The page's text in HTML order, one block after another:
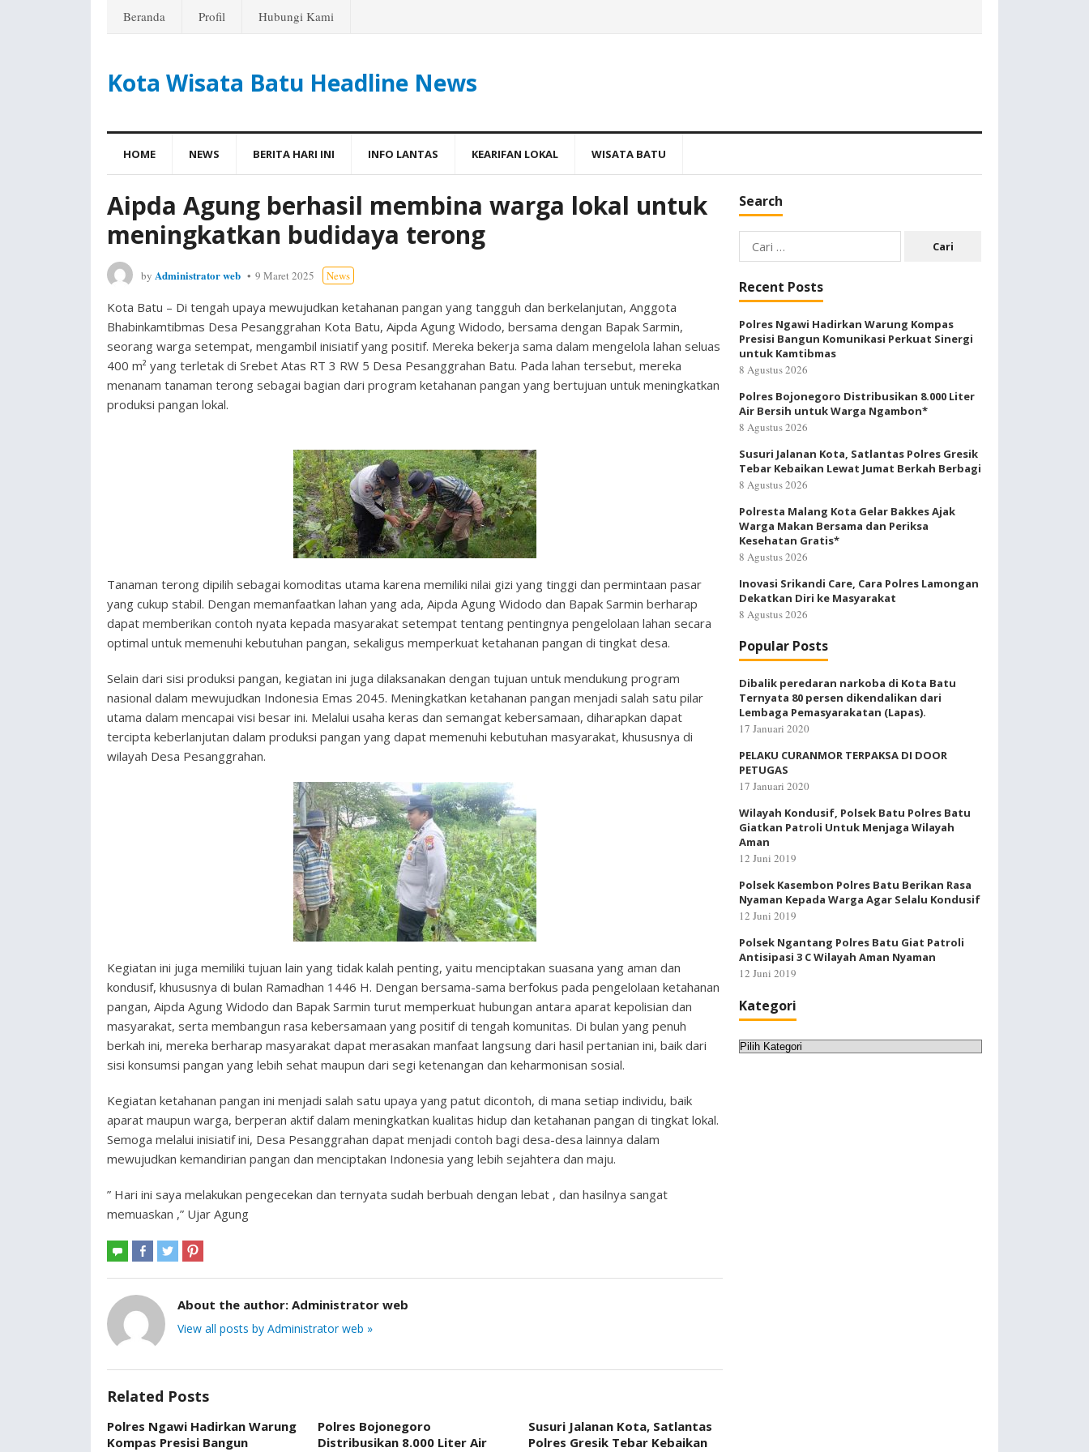
Beranda Profil Hubungi Kami
Kota Wisata Batu Headline News
HOME NEWS BERITA HARI INI INFO LANTAS KEARIFAN LOKAL WISATA BATU
Aipda Agung berhasil membina warga lokal untuk
meningkatkan budidaya terong
by Administrator web 9 Maret 2025 News
Kota Batu – Di tengah upaya mewujudkan ketahanan pangan yang tangguh dan berkelanjutan, Anggota
Bhabinkamtibmas Desa Pesanggrahan Kota Batu, Aipda Agung Widodo, bersama dengan Bapak Sarmin,
seorang warga setempat, mengambil inisiatif yang positif. Mereka bekerja sama dalam mengelola lahan seluas
400 m² yang terletak di Srebet Atas RT 3 RW 5 Desa Pesanggrahan Batu. Pada lahan tersebut, mereka
menanam tanaman terong sebagai bagian dari program ketahanan pangan yang bertujuan untuk meningkatkan
produksi pangan lokal.
Tanaman terong dipilih sebagai komoditas utama karena memiliki nilai gizi yang tinggi dan permintaan pasar
yang cukup stabil. Dengan memanfaatkan lahan yang ada, Aipda Agung Widodo dan Bapak Sarmin berharap
dapat memberikan contoh nyata kepada masyarakat setempat tentang pentingnya pengelolaan lahan secara
optimal untuk memenuhi kebutuhan pangan, sekaligus memperkuat ketahanan pangan di tingkat desa.
Selain dari sisi produksi pangan, kegiatan ini juga dilaksanakan dengan tujuan untuk mendukung program
nasional dalam mewujudkan Indonesia Emas 2045. Meningkatkan ketahanan pangan menjadi salah satu pilar
utama dalam mencapai visi besar ini. Melalui usaha keras dan semangat kebersamaan, diharapkan dapat
tercipta keberlanjutan dalam produksi pangan yang dapat memenuhi kebutuhan masyarakat, khususnya di
wilayah Desa Pesanggrahan.
Kegiatan ini juga memiliki tujuan lain yang tidak kalah penting, yaitu menciptakan suasana yang aman dan
kondusif, khususnya di bulan Ramadhan 1446 H. Dengan bersama-sama berfokus pada pengelolaan ketahanan
pangan, Aipda Agung Widodo dan Bapak Sarmin turut memperkuat hubungan antara aparat kepolisian dan
masyarakat, serta membangun rasa kebersamaan yang positif di tengah komunitas. Di bulan yang penuh
berkah ini, mereka berharap masyarakat dapat merasakan manfaat langsung dari hasil pertanian ini, baik dari
sisi konsumsi pangan yang lebih sehat maupun dari segi ketenangan dan keharmonisan sosial.
Kegiatan ketahanan pangan ini menjadi salah satu upaya yang patut dicontoh, di mana setiap individu, baik
aparat maupun warga, berperan aktif dalam meningkatkan kualitas hidup dan ketahanan pangan di tingkat lokal.
Semoga melalui inisiatif ini, Desa Pesanggrahan dapat menjadi contoh bagi desa-desa lainnya dalam
mewujudkan kemandirian pangan dan menciptakan Indonesia yang lebih sejahtera dan maju.
” Hari ini saya melakukan pengecekan dan ternyata sudah berbuah dengan lebat , dan hasilnya sangat
memuaskan ,” Ujar Agung
About the author: Administrator web
View all posts by Administrator web »
Related Posts
Polres Ngawi Hadirkan Warung
Kompas Presisi Bangun
Polres Bojonegoro
Distribusikan 8.000 Liter Air
Susuri Jalanan Kota, Satlantas
Polres Gresik Tebar Kebaikan
Search
Cari
untuk:
Recent Posts
Polres Ngawi Hadirkan Warung Kompas
Presisi Bangun Komunikasi Perkuat Sinergi
untuk Kamtibmas
8 Agustus 2026
Polres Bojonegoro Distribusikan 8.000 Liter
Air Bersih untuk Warga Ngambon*
8 Agustus 2026
Susuri Jalanan Kota, Satlantas Polres Gresik
Tebar Kebaikan Lewat Jumat Berkah Berbagi
8 Agustus 2026
Polresta Malang Kota Gelar Bakkes Ajak
Warga Makan Bersama dan Periksa
Kesehatan Gratis*
8 Agustus 2026
Inovasi Srikandi Care, Cara Polres Lamongan
Dekatkan Diri ke Masyarakat
8 Agustus 2026
Popular Posts
Dibalik peredaran narkoba di Kota Batu
Ternyata 80 persen dikendalikan dari
Lembaga Pemasyarakatan (Lapas).
17 Januari 2020
PELAKU CURANMOR TERPAKSA DI DOOR
PETUGAS
17 Januari 2020
Wilayah Kondusif, Polsek Batu Polres Batu
Giatkan Patroli Untuk Menjaga Wilayah
Aman
12 Juni 2019
Polsek Kasembon Polres Batu Berikan Rasa
Nyaman Kepada Warga Agar Selalu Kondusif
12 Juni 2019
Polsek Ngantang Polres Batu Giat Patroli
Antisipasi 3 C Wilayah Aman Nyaman
12 Juni 2019
Kategori
Kategori